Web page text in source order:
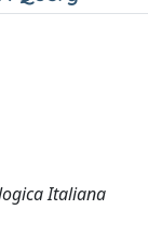
Italiana